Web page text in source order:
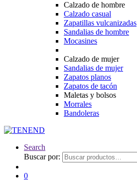
Calzado de hombre
Calzado casual
Zapatillas vulcanizadas
Sandalias de hombre
Mocasines
Calzado de mujer
Sandalias de mujer
Zapatos planos
Zapatos de tacón
Maletas y bolsos
Morrales
Bandoleras
Search
Buscar por:
0